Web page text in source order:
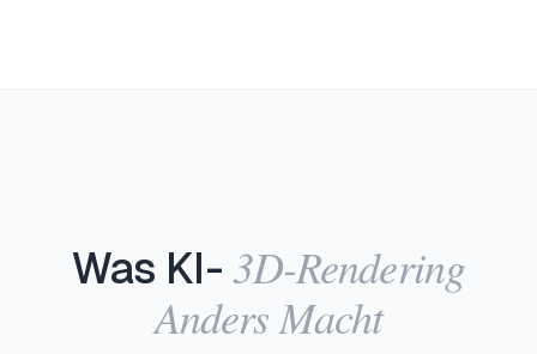
Was KI- 3D-Rendering
Anders Macht